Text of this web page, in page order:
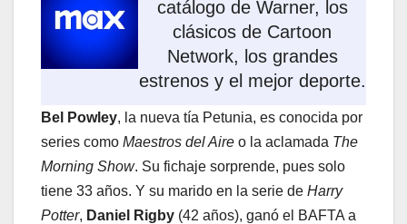
catálogo de Warner, los
clásicos de Cartoon
Network, los grandes
estrenos y el mejor deporte.
Bel Powley, la nueva tía Petunia, es conocida por
series como Maestros del Aire o la aclamada The
Morning Show. Su fichaje sorprende, pues solo
tiene 33 años. Y su marido en la serie de Harry
Potter, Daniel Rigby (42 años), ganó el BAFTA a